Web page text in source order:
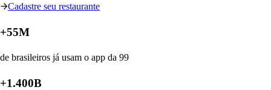
Cadastre seu restaurante
+55M
de brasileiros já usam o app da 99
+1.400B